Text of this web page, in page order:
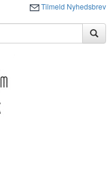
Tilmeld Nyhedsbrev